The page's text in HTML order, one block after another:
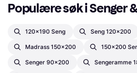
Populære søk i Senger
120x190 Seng Seng 120x200
Madrass 150x200 150x200
Senger 90x200 Sengeramme